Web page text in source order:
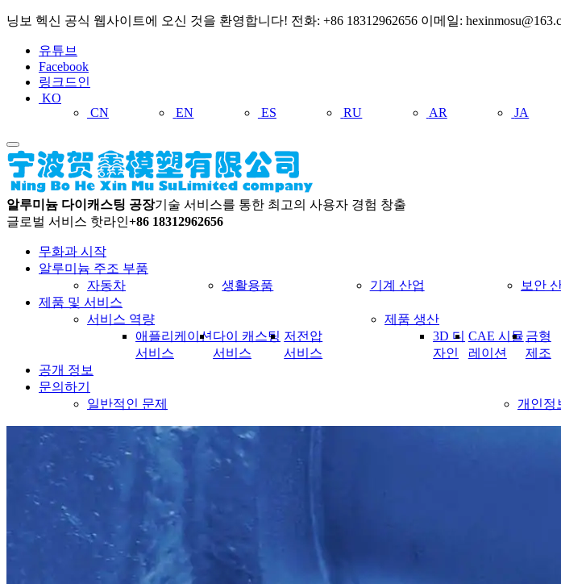
닝보 헥신 공식 웹사이트에 오신 것을 환영합니다! 전화: +86 18312962656 이메일:
유튜브
Facebook
링크드인
KO
CN
EN ES RU AR JA
알루미늄 다이캐스팅 공장기술 서비스를 통한 최고의 사용자 경험 창출
글로벌 서비스 핫라인+86 18312962656
무화과 시작
알루미늄 주조 부품
자동차
생활용품 기계 산업 보안
제품 및 서비스
서비스 역량
애플리케이션
서비스
다이 캐스팅
서비스
저전압
서비스
제품 생산
3D 디
자인
CAE 시뮬
레이션
금형
제조
공개 정보
문의하기
일반적인 문제
개인정